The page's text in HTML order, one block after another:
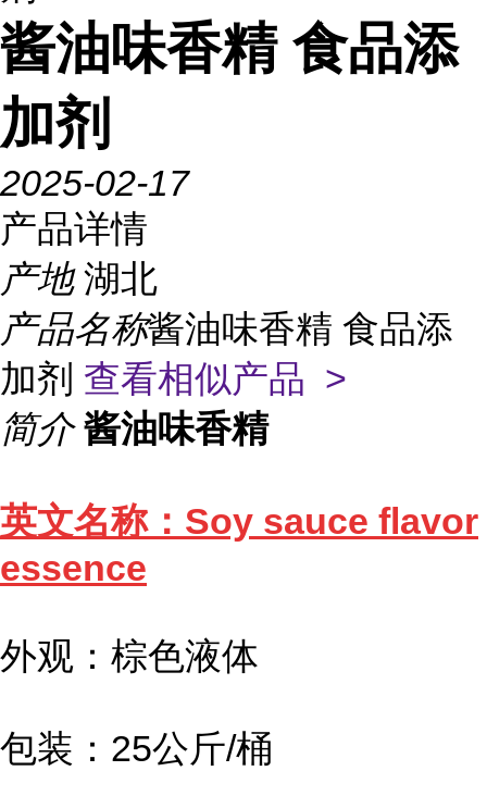
酱油味香精 食品添
加剂
2025-02-17
产品详情
产地 湖北
产品名称酱油味香精 食品添
加剂 查看相似产品 >
简介 酱油味香精
英文名称：Soy sauce flavor
essence
外观：棕色液体
包装：25公斤/桶